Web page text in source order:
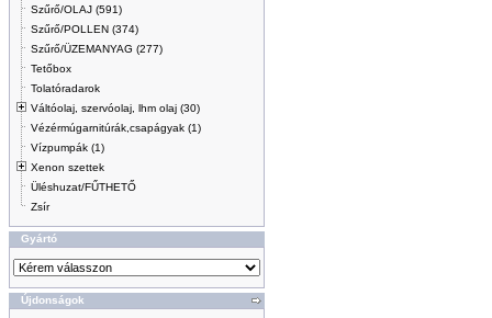
Szűrő/OLAJ (591)
Szűrő/POLLEN (374)
Szűrő/ÜZEMANYAG (277)
Tetőbox
Tolatóradarok
Váltóolaj, szervóolaj, lhm olaj (30)
Vézérmúgarnitúrák,csapágyak (1)
Vízpumpák (1)
Xenon szettek
Üléshuzat/FŰTHETŐ
Zsír
Gyártó
Újdonságok